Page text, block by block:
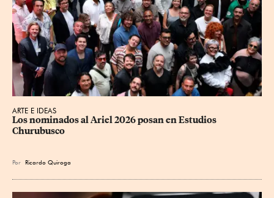
ARTE E IDEAS
Los nominados al Ariel 2026 posan en Estudios
Churubusco
Por Ricardo Quiroga